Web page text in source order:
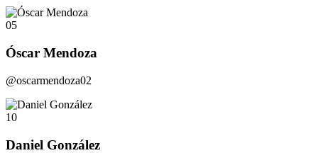
05
Óscar Mendoza
@oscarmendoza02
10
Daniel González